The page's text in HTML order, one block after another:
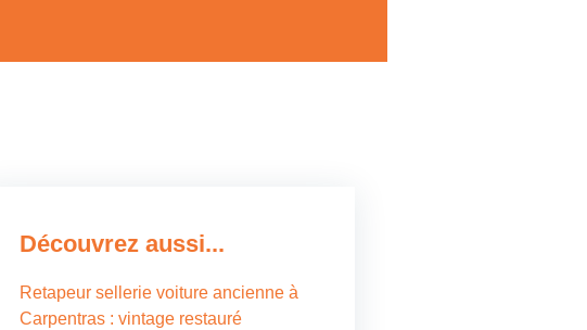
Découvrez aussi...
Retapeur sellerie voiture ancienne à
Carpentras : vintage restauré